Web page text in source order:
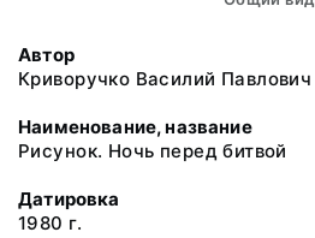
Автор
Криворучко Василий Павлович
Наименование, название
Рисунок. Ночь перед битвой
Датировка
1980 г.